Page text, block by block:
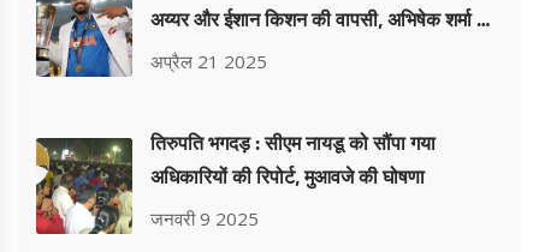
अय्यर और ईशान किशन की वापसी, अभिषेक शर्मा और
वरुण चक्रवर्ती भी शामिल
अप्रैल 21 2025
तिरुपति भगदड़ : सीएम नायडू को सौंपा गया
अधिकारियों की रिपोर्ट, मुआवजे की घोषणा
जनवरी 9 2025